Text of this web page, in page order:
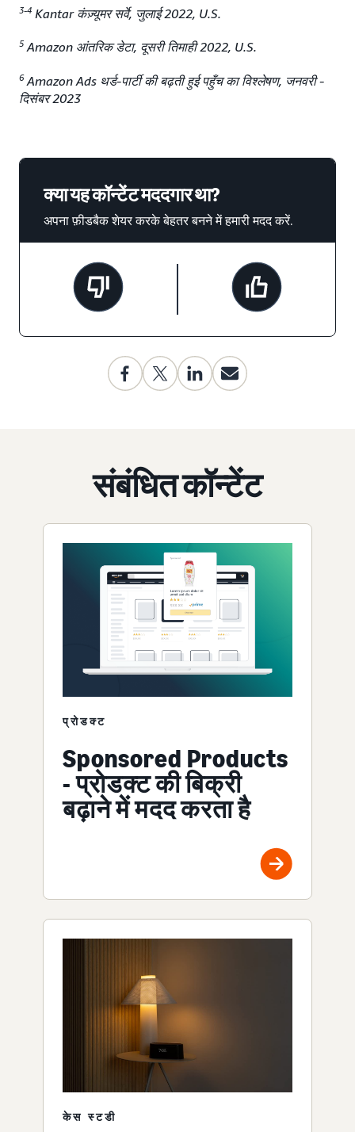
3-4 Kantar कंज़्यूमर सर्वे, जुलाई 2022, U.S.
5 Amazon आंतरिक डेटा, दूसरी तिमाही 2022, U.S.
6Amazon Ads थर्ड-पार्टी की बढ़ती हुई पहुँच का विश्लेषण, जनवरी -
दिसंबर 2023
क्या यह कॉन्टेंट मददगार था?
अपना फ़ीडबैक शेयर करके बेहतर बनने में हमारी मदद करें.
संबंधित कॉन्टेंट
प्रोडक्ट
Sponsored Products
- प्रोडक्ट की बिक्री
बढ़ाने में मदद करता है
केस स्टडी